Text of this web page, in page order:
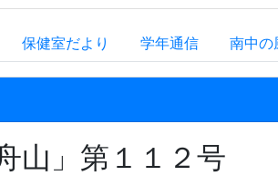
保健室だより 学年通信 南中の
山」第１１２号